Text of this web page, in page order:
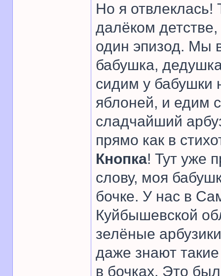
Но я отвлеклась!
далёком
один эпизод. Мы
бабушка,
сидим у бабушки
яблоней, и едим
сладчайший
прямо как в
Кнопка! Тут уже
слову, моя
бочке. У нас в
Куйбышевской
зелёные
даже знают
в бочках. Это